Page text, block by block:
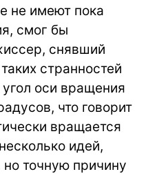
не имеют пока
смог бы
снявший
странностей
оси вращения
что говорит
вращается
идей,
но точную причину